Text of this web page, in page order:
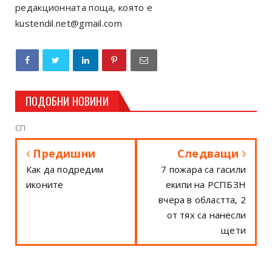
редакционната поща, която е
kustendil.net@gmail.com
ПОДОБНИ НОВИНИ
СП
Предишни
Как да подредим
иконите
Следващи
7 пожара са гасили
екипи на РСПБЗН
вчера в областта, 2
от тях са нанесли
щети